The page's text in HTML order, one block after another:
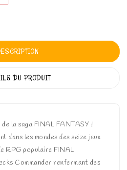
DU PRODUIT
la saga FINAL FANTASY !
dans les mondes des seize jeux
RPG populaire FINAL
Commander renfermant des